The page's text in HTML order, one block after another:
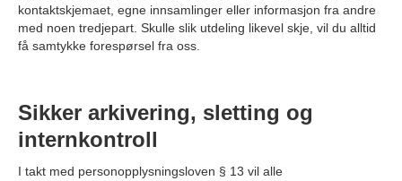
kontaktskjemaet, egne innsamlinger eller informasjon fra andre
med noen tredjepart. Skulle slik utdeling likevel skje, vil du alltid
få samtykke forespørsel fra oss.
Sikker arkivering, sletting og
internkontroll
I takt med personopplysningsloven § 13 vil alle